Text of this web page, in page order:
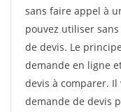
sans faire appel à
pouvez utiliser
de devis. Le
demande en ligne
devis à comparer.
demande de devis